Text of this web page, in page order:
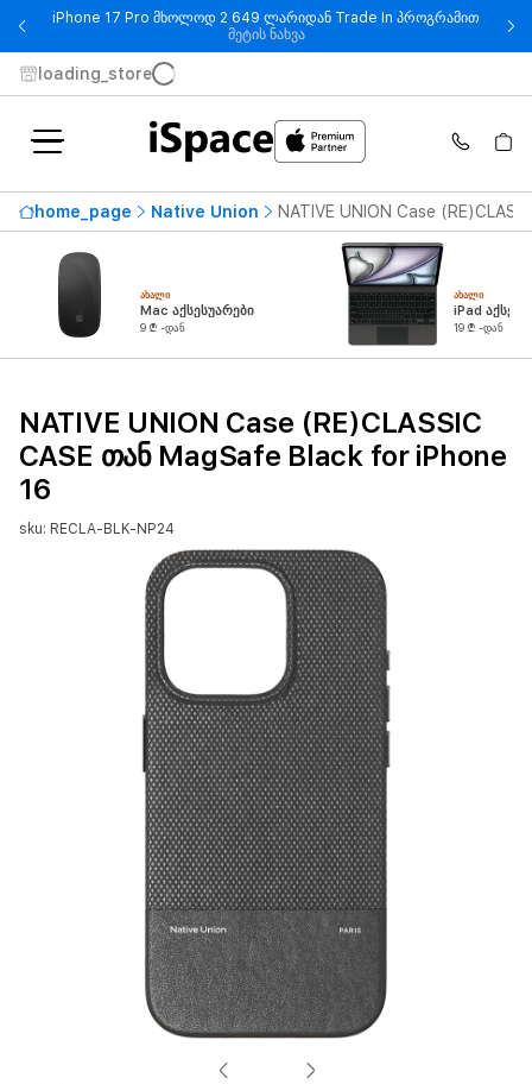
iPhone 17 Pro მხოლოდ 2 649 ლარიდან Trade In პროგრამით
მეტის ნახვა- iPhone 17 Pro მხოლოდ 2 649
loading_store
home_page Native Union NATIVE UNION Case
ᲐᲮᲐᲚᲘ
Mac აქსესუარები
9 ₾ -დან
ᲐᲮᲐᲚᲘ
iPad
19 ₾ -დან
NATIVE UNION Case (RE)CLASSIC
CASE თან MagSafe Black for iPhone
16
sku: RECLA-BLK-NP24